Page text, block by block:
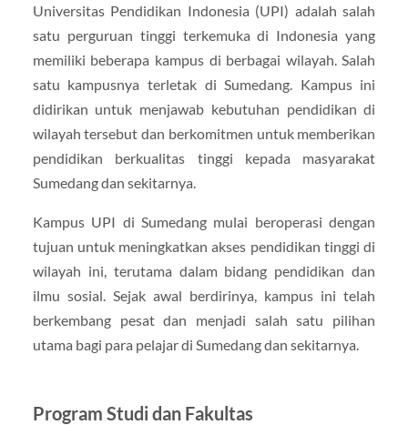
Universitas Pendidikan Indonesia (UPI) adalah salah
satu perguruan tinggi terkemuka di Indonesia yang
memiliki beberapa kampus di berbagai wilayah. Salah
satu kampusnya terletak di Sumedang. Kampus ini
didirikan untuk menjawab kebutuhan pendidikan di
wilayah tersebut dan berkomitmen untuk memberikan
pendidikan berkualitas tinggi kepada masyarakat
Sumedang dan sekitarnya.
Kampus UPI di Sumedang mulai beroperasi dengan
tujuan untuk meningkatkan akses pendidikan tinggi di
wilayah ini, terutama dalam bidang pendidikan dan
ilmu sosial. Sejak awal berdirinya, kampus ini telah
berkembang pesat dan menjadi salah satu pilihan
utama bagi para pelajar di Sumedang dan sekitarnya.
Program Studi dan Fakultas